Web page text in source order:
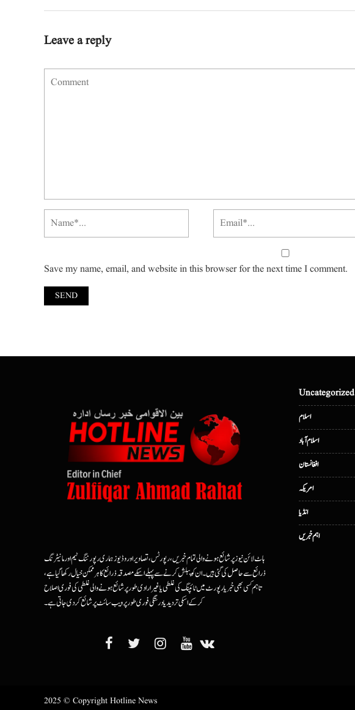
Leave a reply
Save my name, email, and website in this browser for the next time I comment.
ہاٹ لائن نیوز پر شائع ہونے والی تمام خبریں، رپورٹس، تصاویر اور وڈیوز ہماری رپورٹنگ ٹیم اور مانیٹرنگ
ذرائع سے حاصل کی گئی ہیں۔ ان کو پبلش کرنے سے پہلے اسکے مصدقہ ذرائع کا ہرممکن خیال رکھا گیا ہے،
تاہم کسی بھی خبر یا رپورٹ میں ٹائپنگ کی غلطی یا غیرارادی طور پر شائع ہونے والی غلطی کی فوری اصلاح
کرکے اسکی تردید یا درستگی فوری طور پر ویب سائٹ پر شائع کردی جاتی ہے۔
Uncategorized
اسلام
اسلام آباد
افغانستان
امریکہ
انڈیا
اہم خبریں
2025 © Copyright Hotline News